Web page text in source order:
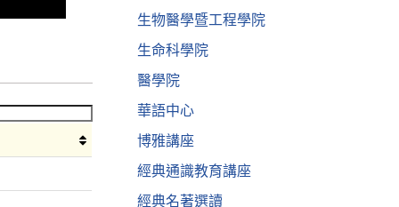
生物醫學暨工程學院
生命科學院
醫學院
華語中心
博雅講座
經典通識教育講座
經典名著選讀